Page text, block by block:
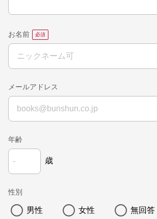
お名前
メールアドレス
年齢
歳
性別
男性 女性 無回答